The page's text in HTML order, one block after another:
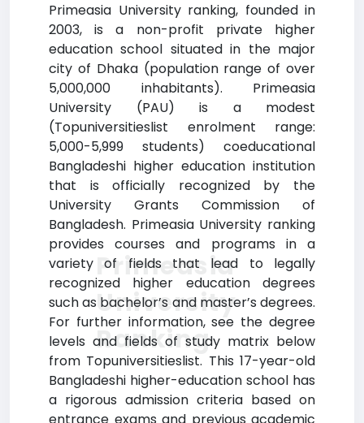
Primeasia University ranking, founded in
2003, is a non-profit private higher
education school situated in the major
city of Dhaka (population range of over
5,000,000 inhabitants). Primeasia
University (PAU) is a modest
(Topuniversitieslist enrolment range:
5,000-5,999 students) coeducational
Bangladeshi higher education institution
that is officially recognized by the
University Grants Commission of
Bangladesh. Primeasia University ranking
provides courses and programs in a
variety of fields that lead to legally
recognized higher education degrees
such as bachelor’s and master’s degrees.
For further information, see the degree
levels and fields of study matrix below
from Topuniversitieslist. This 17-year-old
Bangladeshi higher-education school has
a rigorous admission criteria based on
Primeasia
University
Ranking